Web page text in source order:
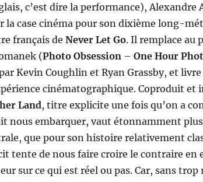
c’est dire la performance), Alexandre
la case cinéma pour son dixième long-
français de Never Let Go. Il remplace au
(Photo Obsession – One Hour
Kevin Coughlin et Ryan Grassby, et
cinématographique. Coproduit et
Land, titre explicite une fois qu’on a
nous embarquer, vaut étonnamment
que pour son histoire relativement
tente de nous faire croire le contraire en
sur ce qui est réel ou pas. Car, sans trop